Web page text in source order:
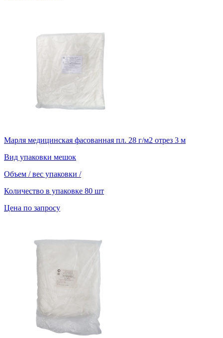
Марля медицинская фасованная пл. 28 г/м2 отрез 3 м
Вид упаковки мешок
Объем / вес упаковки /
Количество в упаковке 80 шт
Цена по запросу